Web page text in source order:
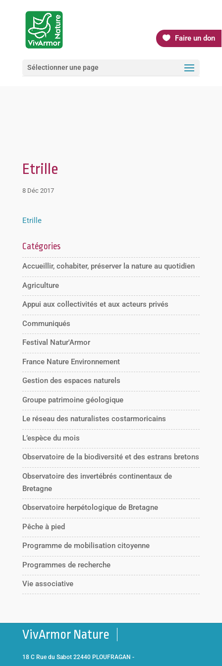
Faire un don
Sélectionner une page
Etrille
8 Déc 2017
Etrille
Catégories
Accueillir, cohabiter, préserver la nature au quotidien
Agriculture
Appui aux collectivités et aux acteurs privés
Communiqués
Festival Natur'Armor
France Nature Environnement
Gestion des espaces naturels
Groupe patrimoine géologique
Le réseau des naturalistes costarmoricains
L’espèce du mois
Observatoire de la biodiversité et des estrans bretons
Observatoire des invertébrés continentaux de
Bretagne
Observatoire herpétologique de Bretagne
Pêche à pied
Programme de mobilisation citoyenne
Programmes de recherche
Vie associative
VivArmor Nature
18 C Rue du Sabot 22440 PLOUFRAGAN -